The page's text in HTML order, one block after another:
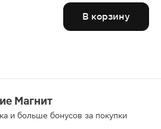
В корзину
Магнит
и больше бонусов за покупки